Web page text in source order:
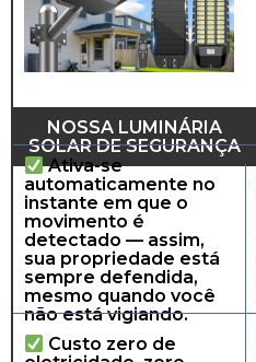
NOSSA LUMINÁRIA
SOLAR DE SEGURANÇA
​Ativa-se
automaticamente no
instante em que o
movimento é
detectado — assim,
sua propriedade está
sempre defendida,
mesmo quando você
não está vigiando.
​Custo zero de